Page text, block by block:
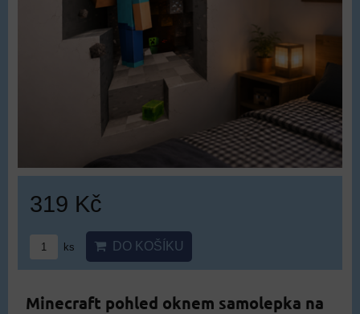
319 Kč
ks DO KOŠÍKU
Minecraft pohled oknem samolepka na